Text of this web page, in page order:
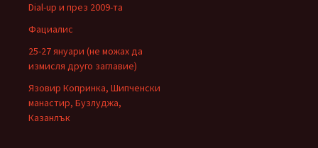
Dial-up и през 2009-та
Фациалис
25-27 януари (не можах да
измисля друго заглавие)
Язовир Копринка, Шипченски
манастир, Бузлуджа,
Казанлък